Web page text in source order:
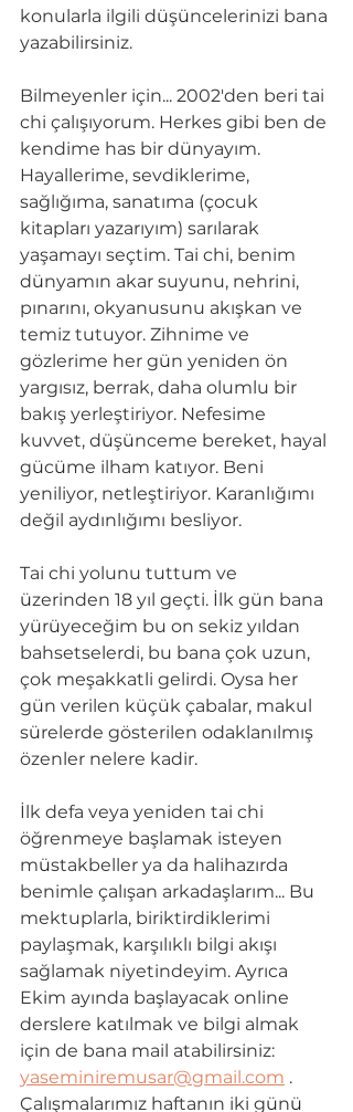
konularla ilgili düşüncelerinizi bana
yazabilirsiniz.
Bilmeyenler için... 2002'den beri tai
chi çalışıyorum. Herkes gibi ben de
kendime has bir dünyayım.
Hayallerime, sevdiklerime,
sağlığıma, sanatıma (çocuk
kitapları yazarıyım) sarılarak
yaşamayı seçtim. Tai chi, benim
dünyamın akar suyunu, nehrini,
pınarını, okyanusunu akışkan ve
temiz tutuyor. Zihnime ve
gözlerime her gün yeniden ön
yargısız, berrak, daha olumlu bir
bakış yerleştiriyor. Nefesime
kuvvet, düşünceme bereket, hayal
gücüme ilham katıyor. Beni
yeniliyor, netleştiriyor. Karanlığımı
değil aydınlığımı besliyor.
Tai chi yolunu tuttum ve
üzerinden 18 yıl geçti. İlk gün bana
yürüyeceğim bu on sekiz yıldan
bahsetselerdi, bu bana çok uzun,
çok meşakkatli gelirdi. Oysa her
gün verilen küçük çabalar, makul
sürelerde gösterilen odaklanılmış
özenler nelere kadir.
İlk defa veya yeniden tai chi
öğrenmeye başlamak isteyen
müstakbeller ya da halihazırda
benimle çalışan arkadaşlarım... Bu
mektuplarla, biriktirdiklerimi
paylaşmak, karşılıklı bilgi akışı
sağlamak niyetindeyim. Ayrıca
Ekim ayında başlayacak online
derslere katılmak ve bilgi almak
için de bana mail atabilirsiniz:
yaseminiremusar@gmail.com .
Çalışmalarımız haftanın iki günü